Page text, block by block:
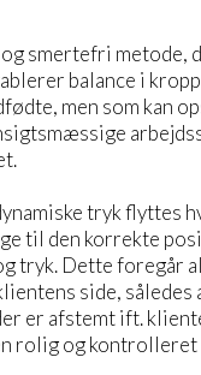
smertefri metode,
balance i
men som kan
tryk flyttes
til den korrekte
tryk. Dette foregår
side, således
er afstemt ift.
rolig og kontrolleret